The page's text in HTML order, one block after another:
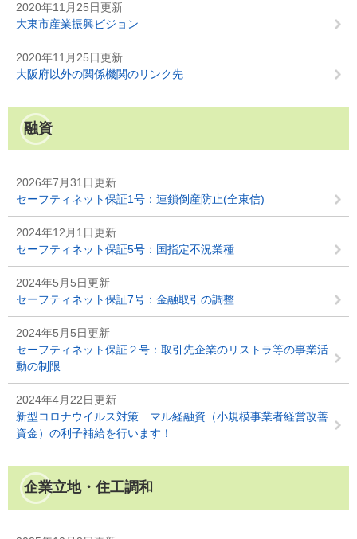
2020年11月25日更新
大東市産業振興ビジョン
2020年11月25日更新
大阪府以外の関係機関のリンク先
融資
2026年7月31日更新
セーフティネット保証1号：連鎖倒産防止(全東信)
2024年12月1日更新
セーフティネット保証5号：国指定不況業種
2024年5月5日更新
セーフティネット保証7号：金融取引の調整
2024年5月5日更新
セーフティネット保証２号：取引先企業のリストラ等の事業活
動の制限
2024年4月22日更新
新型コロナウイルス対策 マル経融資（小規模事業者経営改善
資金）の利子補給を行います！
企業立地・住工調和